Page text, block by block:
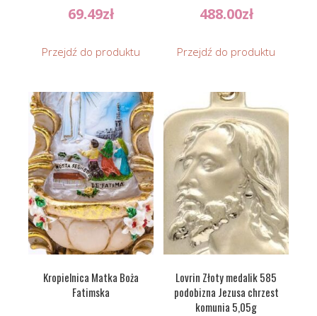
69.49zł
Przejdź do produktu
488.00zł
Przejdź do produktu
Kropielnica Matka Boża
Fatimska
Lovrin Złoty medalik 585
podobizna Jezusa chrzest
komunia 5,05g